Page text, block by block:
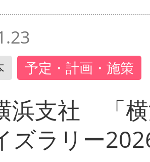
予定・計画・施策
浜支社 「
ズラリー